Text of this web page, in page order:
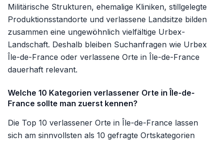
Militärische Strukturen, ehemalige Kliniken, stillgelegte
Produktionsstandorte und verlassene Landsitze bilden
zusammen eine ungewöhnlich vielfältige Urbex-
Landschaft. Deshalb bleiben Suchanfragen wie Urbex
Île-de-France oder verlassene Orte in Île-de-France
dauerhaft relevant.
Welche 10 Kategorien verlassener Orte in Île-de-
France sollte man zuerst kennen?
Die Top 10 verlassener Orte in Île-de-France lassen
sich am sinnvollsten als 10 gefragte Ortskategorien